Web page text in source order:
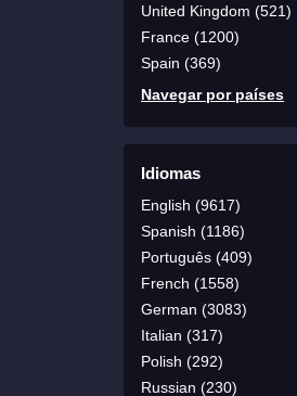
United Kingdom (521)
France (1200)
Spain (369)
Navegar por países
Idiomas
English (9617)
Spanish (1186)
Português (409)
French (1558)
German (3083)
Italian (317)
Polish (292)
Russian (230)